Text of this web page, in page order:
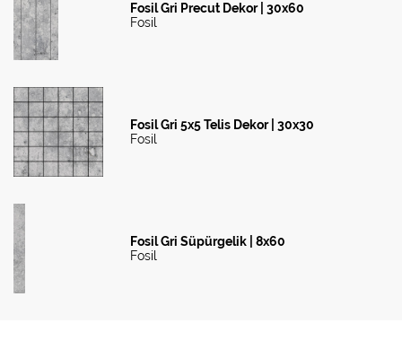
Fosil Gri Precut Dekor | 30x60
Fosil
Fosil Gri 5x5 Telis Dekor | 30x30
Fosil
Fosil Gri Süpürgelik | 8x60
Fosil